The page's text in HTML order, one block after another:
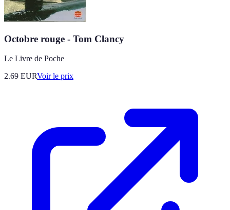
Octobre rouge - Tom Clancy
Le Livre de Poche
2.69 EURVoir le prix